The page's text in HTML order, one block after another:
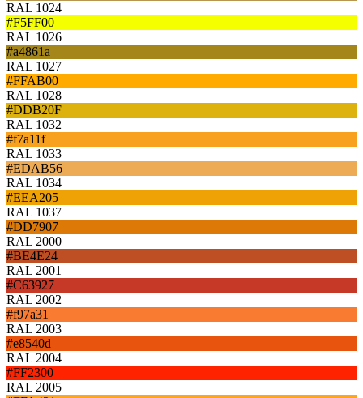
RAL 1024
#F5FF00
RAL 1026
#a4861a
RAL 1027
#FFAB00
RAL 1028
#DDB20F
RAL 1032
#f7a11f
RAL 1033
#EDAB56
RAL 1034
#EEA205
RAL 1037
#DD7907
RAL 2000
#BE4E24
RAL 2001
#C63927
RAL 2002
#f97a31
RAL 2003
#e8540d
RAL 2004
#FF2300
RAL 2005